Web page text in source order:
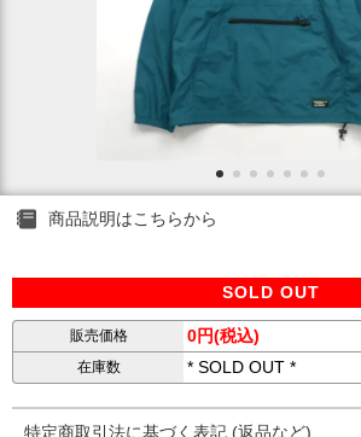
商品説明はこちらから
SOLD OUT
販売価格 0円(税込)
在庫数 * SOLD OUT *
特定商取引法に基づく表記 (返品など)